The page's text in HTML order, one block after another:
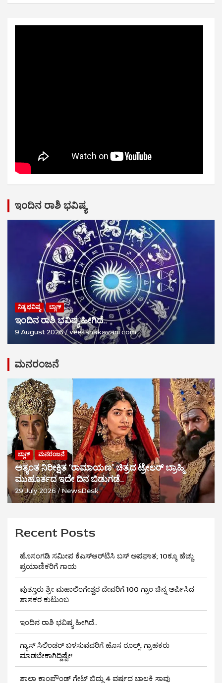
ಇಂದಿನ ರಾಶಿ ಭವಿಷ್ಯ
ನಿತ್ಯ ಭವಿಷ್ಯ ಬ್ಲಾಗ್
ಇಂದಿನ ರಾಶಿ ಭವಿಷ್ಯ ಹೀಗಿದೆ..
9 August 2026 veekshakavani.com
ಮನರಂಜನೆ
ಬ್ಲಾಗ್ ಮನರಂಜನೆ
ಅತ್ಯಂತ ನಿರೀಕ್ಷಿತ ‘ರಾಮಾಯಣ’ ಚಿತ್ರದ ಟ್ರೇಲರ್ ಬ್ರಾಹ್ಮಿ
ಮುಹೂರ್ತದ ಇದೇ ದಿನ ಬಿಡುಗಡೆ..
29 July 2026 NewsDesk
Recent Posts
ಹೊಸಂಗಡಿ ಸಮೀಪ ಕೆಎಸ್‌ಆರ್‌ಟಿಸಿ ಬಸ್ ಅಪಘಾತ; 10ಕ್ಕೂ ಹೆಚ್ಚು
ಪ್ರಯಾಣಿಕರಿಗೆ ಗಾಯ
ಪುತ್ತೂರು ಶ್ರೀ ಮಹಾಲಿಂಗೇಶ್ವರ ದೇವರಿಗೆ 100 ಗ್ರಾಂ ಚಿನ್ನ ಅರ್ಪಿಸಿದ
ಶಾಸಕರ ಕುಟುಂಬ
ಇಂದಿನ ರಾಶಿ ಭವಿಷ್ಯ ಹೀಗಿದೆ..
ಗ್ಯಾಸ್ ಸಿಲಿಂಡರ್ ಬಳಸುವವರಿಗೆ ಹೊಸ ರೂಲ್ಸ್‌: ಗ್ರಾಹಕರು
ಮಾಡಬೇಕಾಗಿದ್ದಿಷ್ಟೇ!
ಶಾಲಾ ಕಾಂಪೌಂಡ್ ಗೇಟ್ ಬಿದ್ದು 4 ವರ್ಷದ ಬಾಲಕಿ ಸಾವು